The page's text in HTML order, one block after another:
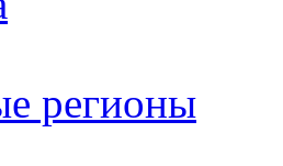
регионы